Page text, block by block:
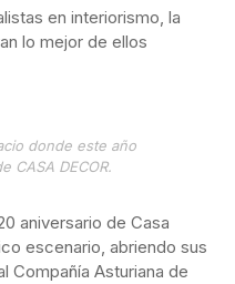
en interiorismo, la
lo mejor de ellos
donde este año
CASA DECOR.
aniversario de Casa
escenario, abriendo sus
Compañía Asturiana de